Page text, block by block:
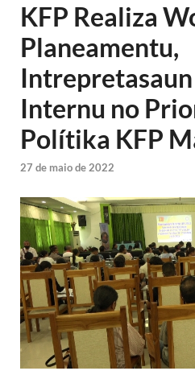
KFP Realiza
Planeamentu,
Internu no
Polítika KFP
27 de maio de 2022